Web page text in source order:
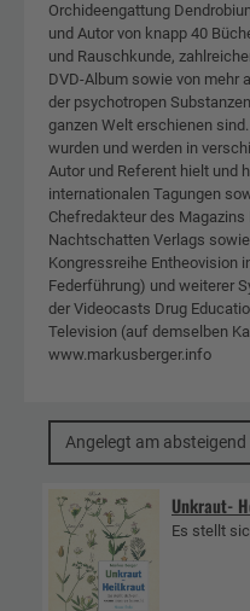
Orchideengattung
und Autor von knapp 40
und Rauschkunde,
DVD-Album sowie von mehr
der psychotropen
ganzen Welt erschienen
wurden und werden in
Autor und Referent hielt und
internationalen Tagungen
Chefredakteur des Magazins
Nachtschatten Verlags
Kongressreihe Entheovision
Federführung) und weiterer
der Videocasts Drug
Television (auf demselben
www.markusberger.info
Angelegt am absteigend
Unkraut-
Es stellt